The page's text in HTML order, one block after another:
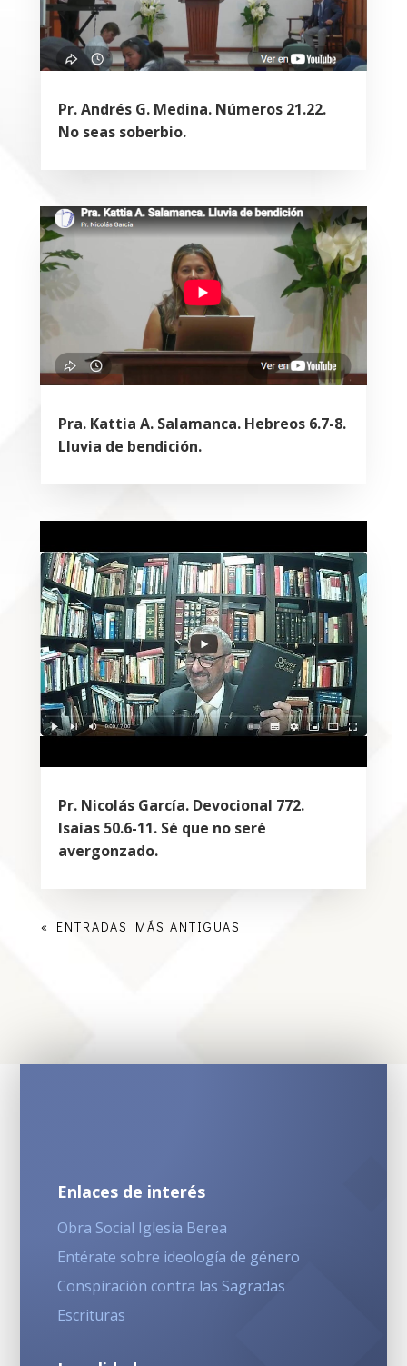
Pr. Andrés G. Medina. Números 21.22.
No seas soberbio.
Pra. Kattia A. Salamanca. Hebreos 6.7-8.
Lluvia de bendición.
Pr. Nicolás García. Devocional 772.
Isaías 50.6-11. Sé que no seré
avergonzado.
« ENTRADAS MÁS ANTIGUAS
Enlaces de interés
Obra Social Iglesia Berea
Entérate sobre ideología de género
Conspiración contra las Sagradas
Escrituras